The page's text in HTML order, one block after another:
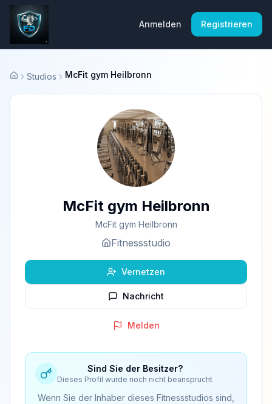
Anmelden Registrieren
Startseite
Studios McFit gym Heilbronn
McFit gym Heilbronn
McFit gym Heilbronn
Fitnessstudio
Vernetzen
Nachricht
Melden
Sind Sie der Besitzer?
Dieses Profil wurde noch nicht beansprucht
Wenn Sie der Inhaber dieses Fitnessstudios sind,